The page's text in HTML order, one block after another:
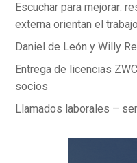
Escuchar para mejorar:
externa orientan el
Daniel de León y Willy
Entrega de licencias
socios
Llamados laborales –